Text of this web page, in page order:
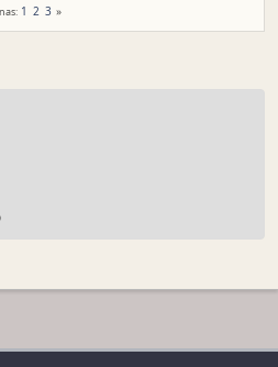
1 2 3